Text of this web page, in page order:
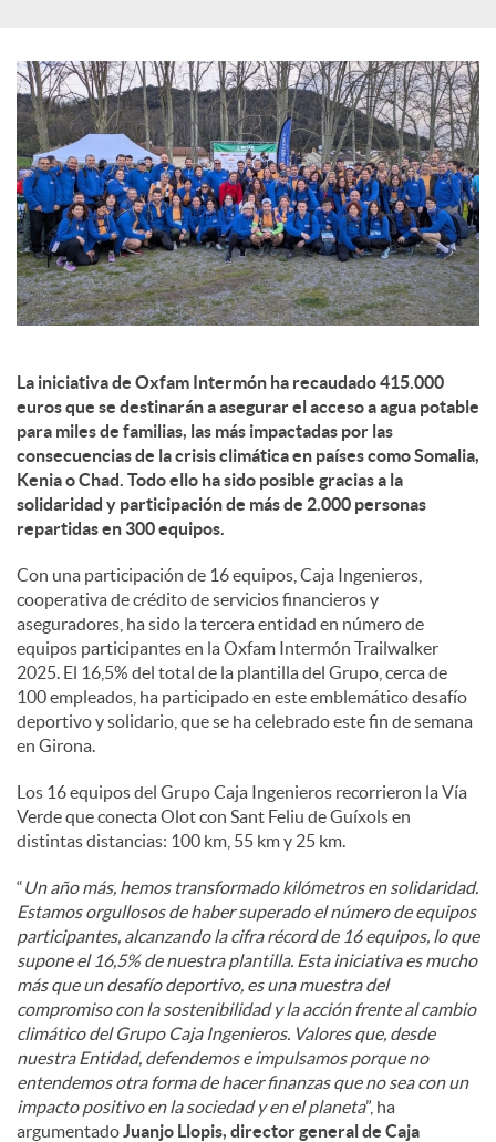
o
n
t
e
n
i
d
o
s
La iniciativa de Oxfam Intermón ha recaudado 415.000
euros que se destinarán a asegurar el acceso a agua potable
para miles de familias, las más impactadas por las
consecuencias de la crisis climática en países como Somalia,
Kenia o Chad. Todo ello ha sido posible gracias a la
solidaridad y participación de más de 2.000 personas
repartidas en 300 equipos.
Con una participación de 16 equipos, Caja Ingenieros,
cooperativa de crédito de servicios financieros y
aseguradores, ha sido la tercera entidad en número de
equipos participantes en la Oxfam Intermón Trailwalker
2025. El 16,5% del total de la plantilla del Grupo, cerca de
100 empleados, ha participado en este emblemático desafío
deportivo y solidario, que se ha celebrado este fin de semana
en Girona.
Los 16 equipos del Grupo Caja Ingenieros recorrieron la Vía
Verde que conecta Olot con Sant Feliu de Guíxols en
distintas distancias: 100 km, 55 km y 25 km.
“Un año más, hemos transformado kilómetros en solidaridad.
Estamos orgullosos de haber superado el número de equipos
participantes, alcanzando la cifra récord de 16 equipos, lo que
supone el 16,5% de nuestra plantilla. Esta iniciativa es mucho
más que un desafío deportivo, es una muestra del
compromiso con la sostenibilidad y la acción frente al cambio
climático del Grupo Caja Ingenieros. Valores que, desde
nuestra Entidad, defendemos e impulsamos porque no
entendemos otra forma de hacer finanzas que no sea con un
impacto positivo en la sociedad y en el planeta”, ha
argumentadoJuanjo Llopis, director general de Caja